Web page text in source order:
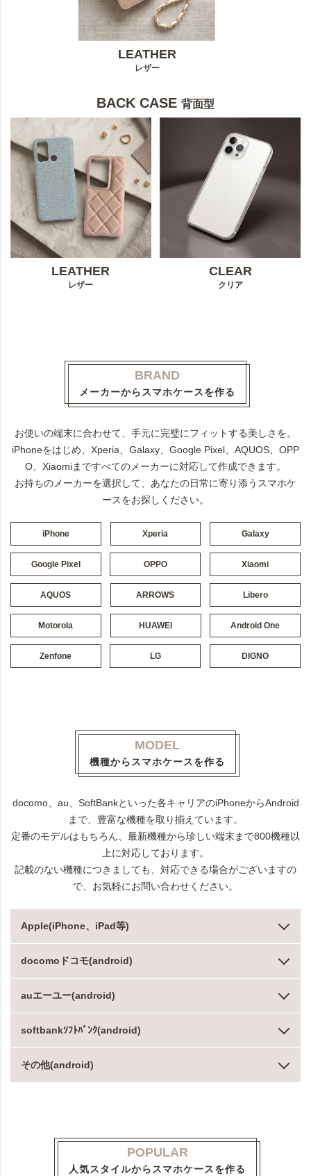
LEATHER
レザー
BACK CASE 背面型
LEATHER
レザー
CLEAR
クリア
BRAND
メーカーからスマホケースを作る
お使いの端末に合わせて、手元に完璧にフィットする美しさを。
iPhoneをはじめ、Xperia、Galaxy、Google Pixel、AQUOS、OPP
O、Xiaomiまですべてのメーカーに対応して作成できます。
お持ちのメーカーを選択して、あなたの日常に寄り添うスマホケ
ースをお探しください。
iPhone Xperia Galaxy
Google Pixel OPPO Xiaomi
AQUOS ARROWS Libero
Motorola HUAWEI Android One
Zenfone LG DIGNO
MODEL
機種からスマホケースを作る
docomo、au、SoftBankといった各キャリアのiPhoneからAndroid
まで、豊富な機種を取り揃えています。
定番のモデルはもちろん、最新機種から珍しい端末まで800機種以
上に対応しております。
記載のない機種につきましても、対応できる場合がございますの
で、お気軽にお問い合わせください。
Apple(iPhone、iPad等)
docomoドコモ(android)
auエーユー(android)
softbankｿﾌﾄﾊﾞﾝｸ(android)
その他(android)
POPULAR
人気スタイルからスマホケースを作る